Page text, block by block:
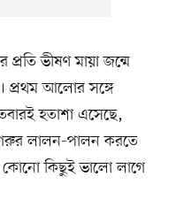
ভীষণ মায়া জন্মে
প্রথম আলোর সঙ্গে
হতাশা এসেছে,
গরুর লালন-পালন করতে
কিছুই ভালো লাগে